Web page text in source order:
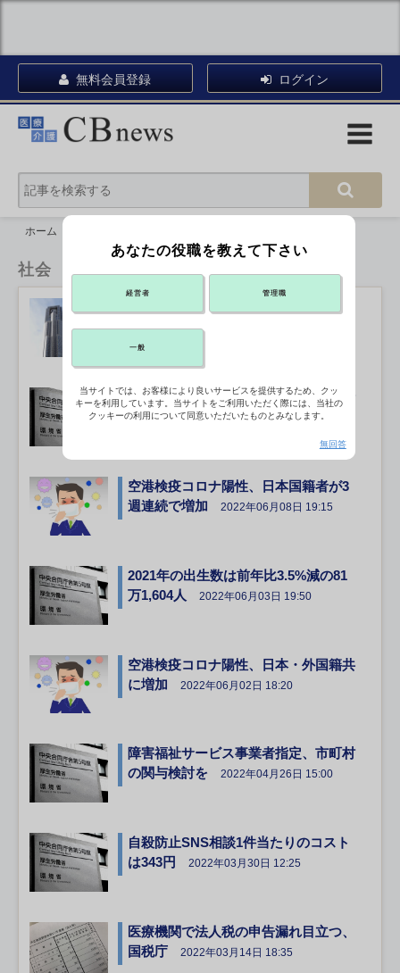
無料会員登録 ログイン
ホーム
社会
都立広尾病院の建て替え、PFI手法で
整備へ
2022年06月20日 17:50
石綿の健康被害、特別遺族給付金の請
求期限延長
2022年06月17日 18:15
空港検疫コロナ陽性、日本国籍者が3
週連続で増加
2022年06月08日 19:15
2021年の出生数は前年比3.5%減の81
万1,604人
2022年06月03日 19:50
空港検疫コロナ陽性、日本・外国籍共
に増加
2022年06月02日 18:20
障害福祉サービス事業者指定、市町村
の関与検討を
2022年04月26日 15:00
自殺防止SNS相談1件当たりのコスト
は343円
2022年03月30日 12:25
医療機関で法人税の申告漏れ目立つ、
国税庁
2022年03月14日 18:35
あなたの役職を教えて下さい
経営者 管理職
一般
当サイトでは、お客様により良いサービスを提供するため、クッ
キーを利用しています。当サイトをご利用いただく際には、当社の
クッキーの利用について同意いただいたものとみなします。
無回答